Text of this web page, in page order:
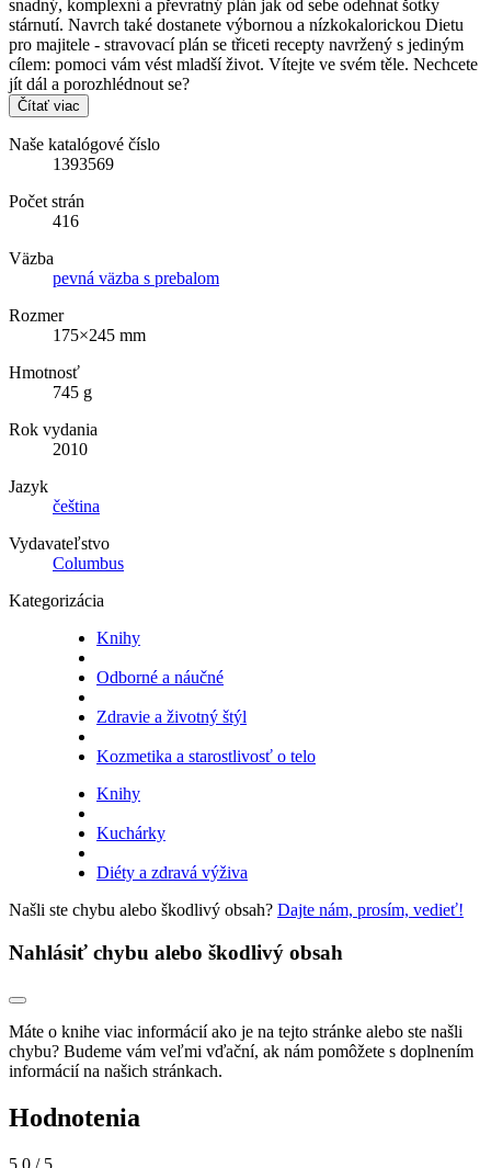
snadný, komplexní a převratný plán jak od sebe odehnat šotky
stárnutí. Navrch také dostanete výbornou a nízkokalorickou Dietu
pro majitele - stravovací plán se třiceti recepty navržený s jediným
cílem: pomoci vám vést mladší život. Vítejte ve svém těle. Nechcete
jít dál a porozhlédnout se?
Čítať viac
Naše katalógové číslo
1393569
Počet strán
416
Väzba
pevná väzba s prebalom
Rozmer
175×245 mm
Hmotnosť
745 g
Rok vydania
2010
Jazyk
čeština
Vydavateľstvo
Columbus
Kategorizácia
Knihy
Odborné a náučné
Zdravie a životný štýl
Kozmetika a starostlivosť o telo
Knihy
Kuchárky
Diéty a zdravá výživa
Našli ste chybu alebo škodlivý obsah? Dajte nám, prosím, vedieť!
Nahlásiť chybu alebo škodlivý obsah
Máte o knihe viac informácií ako je na tejto stránke alebo ste našli
chybu? Budeme vám veľmi vďační, ak nám pomôžete s doplnením
informácií na našich stránkach.
Hodnotenia